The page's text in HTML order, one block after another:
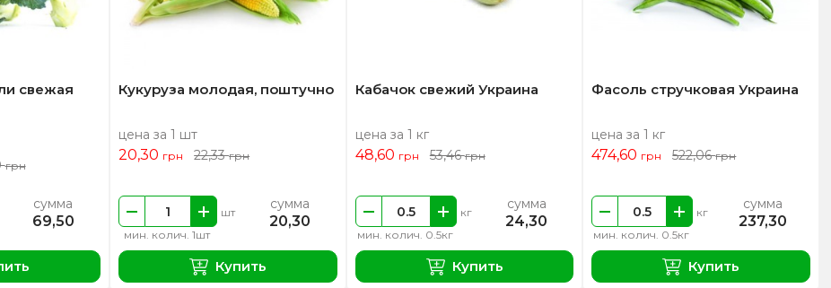
свежая
грн
сумма
69,50
Кукуруза молодая, поштучно
цена за 1 шт
20,30 грн 22,33грн
мин. колич. 1шт
шт сумма
20,30
Купить
Кабачок свежий Украина
цена за 1 кг
48,60 грн 53,46грн
мин. колич. 0.5кг
кг сумма
24,30
Купить
Фасоль стручковая Украина
цена за 1 кг
474,60 грн 522,06грн
мин. колич. 0.5кг
кг сумма
237,30
Купить